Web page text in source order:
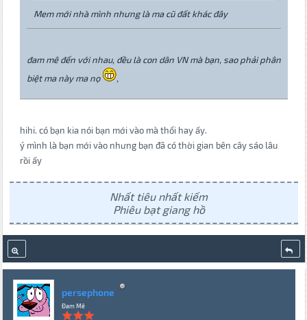
Mem mới nhà mình nhưng là ma cũ đất khác đây
đam mê đến với nhau, đều là con dân VN mà bạn, sao phải phân
biệt ma này ma nọ
,
hihi. có bạn kia nói bạn mới vào mà thổi hay ấy.
ý mình là bạn mới vào nhưng bạn đã có thời gian bên cây sáo lâu
rồi ấy
Nhất tiêu nhất kiếm
Phiêu bạt giang hồ
persephone
Đam Mê